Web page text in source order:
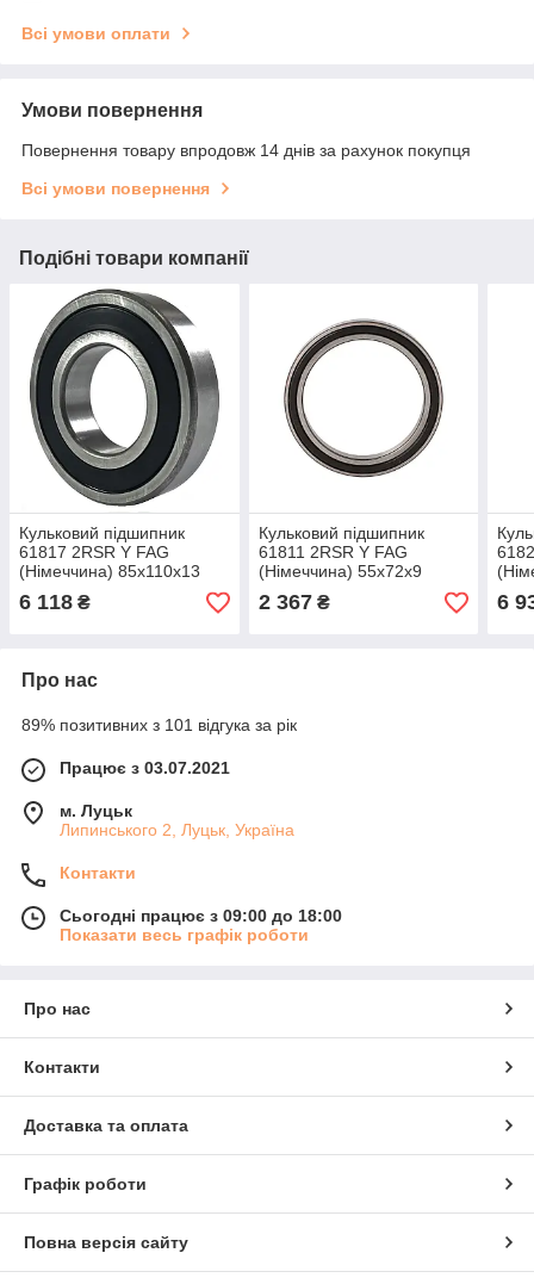
Всі умови оплати
Умови повернення
Повернення товару впродовж 14 днів за рахунок покупця
Всі умови повернення
Подібні товари компанії
Кульковий підшипник
61817 2RSR Y FAG
(Німеччина) 85x110x13
радіальний
6 118 ₴
Кульковий підшипник
61811 2RSR Y FAG
(Німеччина) 55x72x9
радіальний
2 367₴ 6
Про нас
89% позитивних з 101 відгука за рік
Працює з 03.07.2021
м. Луцьк
Липинського 2, Луцьк, Україна
Контакти
Сьогодні працює з 09:00 до 18:00
Показати весь графік роботи
Про нас
Контакти
Доставка та оплата
Графік роботи
Повна версія сайту